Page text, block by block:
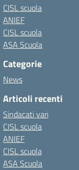
CISL scuola
ANIEF
CISL scuola
ASA Scuola
Categorie
News
Articoli recenti
Sindacati vari
CISL scuola
ANIEF
CISL scuola
ASA Scuola